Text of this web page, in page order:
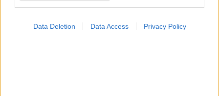
Data Deletion Data Access Privacy Policy